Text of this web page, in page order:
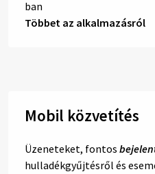
Többet az alkalmazásról
Mobil közvetítés
Üzeneteket, fontos
hulladékgyűjtésről és